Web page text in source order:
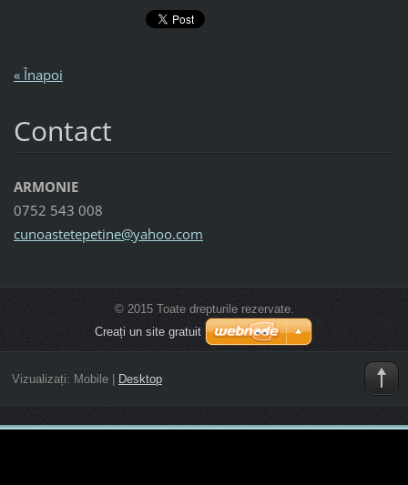
« Înapoi
Contact
ARMONIE
0752 543 008
cunoastetepetine@yahoo.com
© 2015 Toate drepturile rezervate.
Creați un site gratuit
Vizualizați: Mobile| Desktop